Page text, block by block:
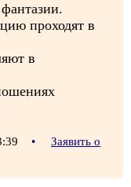
проходят в
в
•
Заявить о